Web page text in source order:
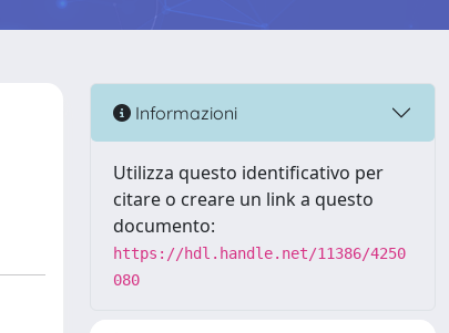
Informazioni
Utilizza questo identificativo per
citare o creare un link a questo
documento:
https://hdl.handle.net/11386/4250
080